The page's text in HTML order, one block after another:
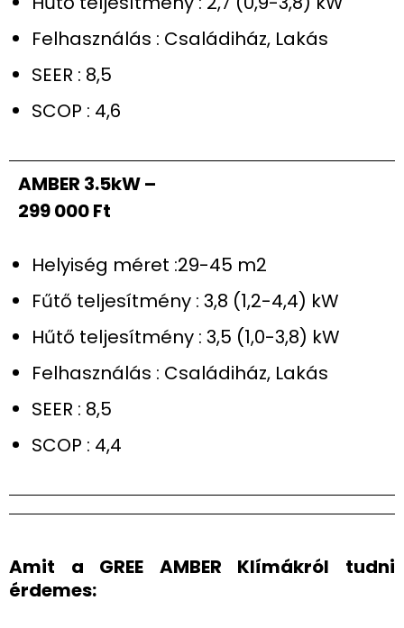
Felhasználás : Családiház, Lakás
SEER : 8,5
SCOP : 4,6
AMBER 3.5kW –
299 000 Ft
Helyiség méret :29-45 m2
Fűtő teljesítmény : 3,8 (1,2-4,4) kW
Hűtő teljesítmény : 3,5 (1,0-3,8) kW
Felhasználás : Családiház, Lakás
SEER : 8,5
SCOP : 4,4
Amit a GREE AMBER Klímákról tudni
érdemes: